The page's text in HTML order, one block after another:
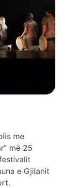
me
më 25
e Gjilanit